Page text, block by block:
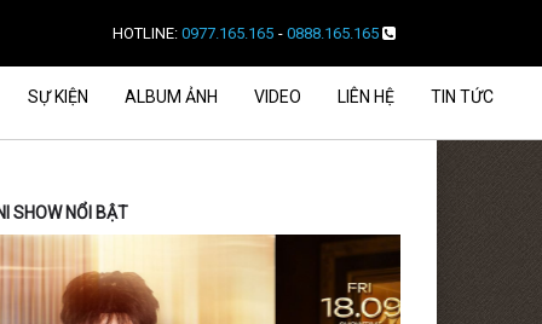
HOTLINE: 0977.165.165 - 0888.165.165
SỰ KIỆN ALBUM ẢNH VIDEO LIÊN HỆ TIN TỨC
SHOW NỔI BẬT